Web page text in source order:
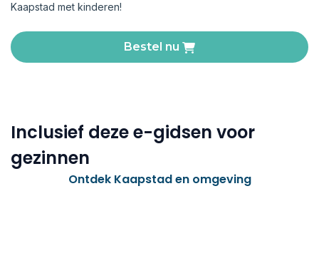
Kaapstad met kinderen!
Bestel nu
Inclusief deze e-gidsen voor
gezinnen
Ontdek Kaapstad en omgeving